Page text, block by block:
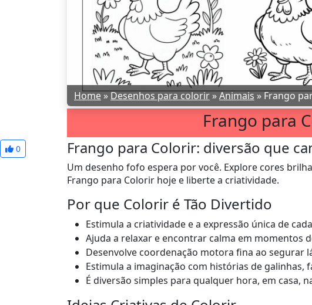
Home»Desenhos para colorir»Animais»Frango
Frango para
0 Frango para Colorir: diversão que
Um desenho fofo espera por você. Explore cores
Frango para Colorir hoje e liberte a criatividade.
Por que Colorir é Tão Divertido
Estimula a criatividade e a expressão única de
Ajuda a relaxar e encontrar calma em momentos
Desenvolve coordenação motora fina ao segurar
Estimula a imaginação com histórias de galinhas,
É diversão simples para qualquer hora, em casa,